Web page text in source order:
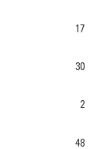
17
30
2
48